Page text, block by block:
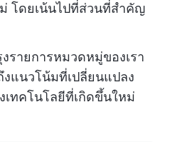
โดยเน้นไปที่ส่วนที่สำคัญ
รายการหมวดหมู่ของเรา
งแนวโน้มที่เปลี่ยนแปลง
ทคโนโลยีที่เกิดขึ้นใหม่